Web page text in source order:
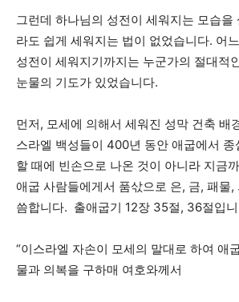
그런데 하나님의 성전이 세워지는 모습을
라도 쉽게 세워지는 법이 없었습니다. 어
성전이 세워지기까지는 누군가의 절대적
눈물의 기도가 있었습니다.
먼저, 모세에 의해서 세워진 성막 건축 배
스라엘 백성들이 400년 동안 애굽에서 종
할 때에 빈손으로 나온 것이 아니라 지금
애굽 사람들에게서 품삯으로 은, 금, 패물
씀합니다. 출애굽기 12장 35절, 36절입
“이스라엘 자손이 모세의 말대로 하여 애
물과 의복을 구하매 여호와께서